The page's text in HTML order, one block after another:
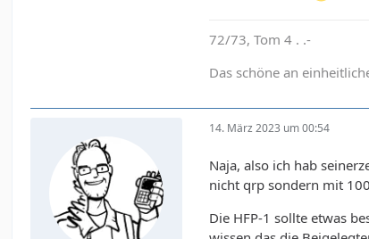
72/73, Tom 4 . .-
Das schöne an
14. März 2023 um 00:54
Naja, also ich hab
nicht qrp sondern mit
Die HFP-1 sollte etwas